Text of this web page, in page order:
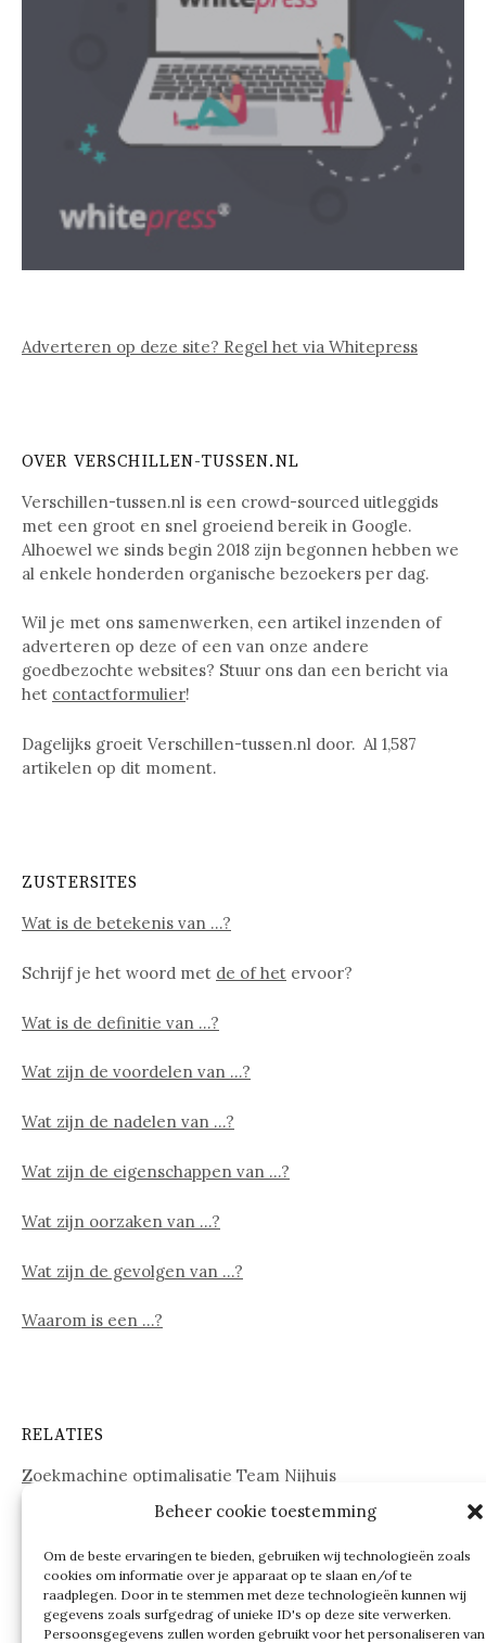
Beheer cookie toestemming
Om de beste ervaringen te bieden, gebruiken wij technologieën zoals
cookies om informatie over je apparaat op te slaan en/of te
raadplegen. Door in te stemmen met deze technologieën kunnen wij
gegevens zoals surfgedrag of unieke ID's op deze site verwerken.
Persoonsgegevens zullen worden gebruikt voor het personaliseren van
Adverteren op deze site? Regel het via Whitepress
OVER VERSCHILLEN-TUSSEN.NL
Verschillen-tussen.nl is een crowd-sourced uitleggids
met een groot en snel groeiend bereik in Google.
Alhoewel we sinds begin 2018 zijn begonnen hebben we
al enkele honderden organische bezoekers per dag.
Wil je met ons samenwerken, een artikel inzenden of
adverteren op deze of een van onze andere
goedbezochte websites? Stuur ons dan een bericht via
het contactformulier!
Dagelijks groeit Verschillen-tussen.nl door. Al 1,587
artikelen op dit moment.
ZUSTERSITES
Wat is de betekenis van …?
Schrijf je het woord met de of het ervoor?
Wat is de definitie van …?
Wat zijn de voordelen van …?
Wat zijn de nadelen van …?
Wat zijn de eigenschappen van …?
Wat zijn oorzaken van …?
Wat zijn de gevolgen van …?
Waarom is een …?
RELATIES
Zoekmachine optimalisatie Team Nijhuis